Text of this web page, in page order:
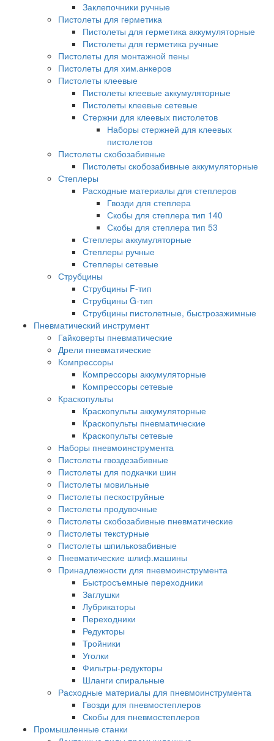
Заклепочники ручные
Пистолеты для герметика
Пистолеты для герметика аккумуляторные
Пистолеты для герметика ручные
Пистолеты для монтажной пены
Пистолеты для хим.анкеров
Пистолеты клеевые
Пистолеты клеевые аккумуляторные
Пистолеты клеевые сетевые
Стержни для клеевых пистолетов
Наборы стержней для клеевых
пистолетов
Пистолеты скобозабивные
Пистолеты скобозабивные аккумуляторные
Степлеры
Расходные материалы для степлеров
Гвозди для степлера
Скобы для степлера тип 140
Скобы для степлера тип 53
Степлеры аккумуляторные
Степлеры ручные
Степлеры сетевые
Струбцины
Струбцины F-тип
Струбцины G-тип
Струбцины пистолетные, быстрозажимные
Пневматический инструмент
Гайковерты пневматические
Дрели пневматические
Компрессоры
Компрессоры аккумуляторные
Компрессоры сетевые
Краскопульты
Краскопульты аккумуляторные
Краскопульты пневматические
Краскопульты сетевые
Наборы пневмоинструмента
Пистолеты гвоздезабивные
Пистолеты для подкачки шин
Пистолеты мовильные
Пистолеты пескоструйные
Пистолеты продувочные
Пистолеты скобозабивные пневматические
Пистолеты текстурные
Пистолеты шпилькозабивные
Пневматические шлиф.машины
Принадлежности для пневмоинструмента
Быстросъемные переходники
Заглушки
Лубрикаторы
Переходники
Редукторы
Тройники
Уголки
Фильтры-редукторы
Шланги спиральные
Расходные материалы для пневмоинструмента
Гвозди для пневмостеплеров
Скобы для пневмостеплеров
Промышленные станки